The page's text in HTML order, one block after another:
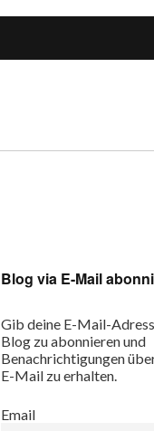
Blog via E-Mail
Gib deine E-Mail-
Blog zu abonnieren und
Benachrichtigungen
E-Mail zu erhalten.
Email